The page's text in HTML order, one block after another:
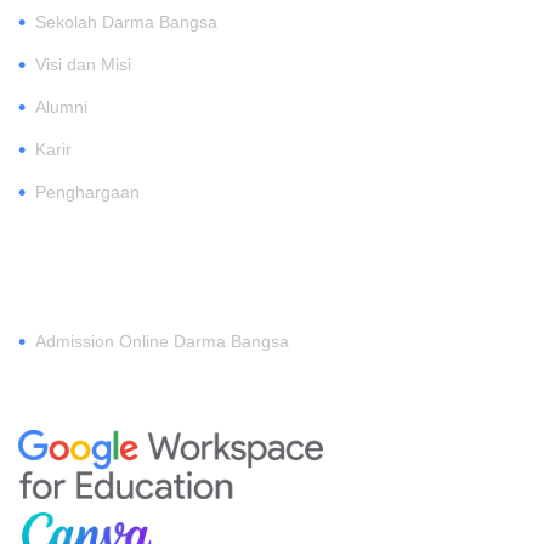
• Sekolah Darma Bangsa
• Visi dan Misi
• Alumni
• Karir
• Penghargaan
• Admission Online Darma Bangsa